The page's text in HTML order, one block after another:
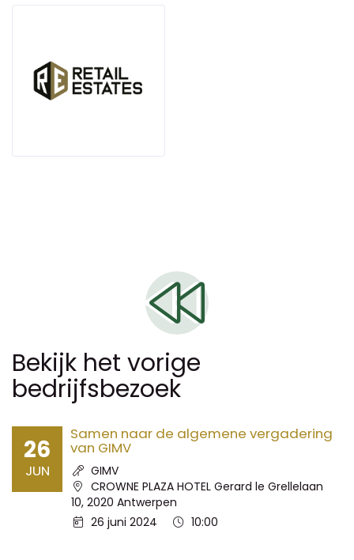
Bekijk het vorige
bedrijfsbezoek
26
JUN
Samen naar de algemene vergadering
van GIMV
Spreker:
GIMV
Locatie:
CROWNE PLAZA HOTEL Gerard le Grellelaan
10, 2020 Antwerpen
Datum:
26 juni 2024 Tijd:
10:00